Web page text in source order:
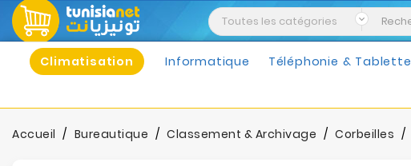
Climatisation Informatique Téléphonie & Tablette
Accueil Bureautique Classement & Archivage Corbeilles